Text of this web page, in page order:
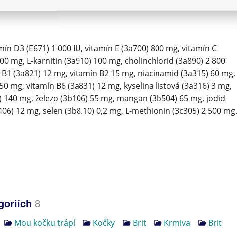
D3 (E671) 1 000 IU, vitamín E (3a700) 800 mg, vitamín C
mg, L-karnitin (3a910) 100 mg, cholinchlorid (3a890) 2 800
(3a821) 12 mg, vitamín B2 15 mg, niacinamid (3a315) 60 mg,
mg, vitamín B6 (3a831) 12 mg, kyselina listová (3a316) 3 mg,
mg, železo (3b106) 55 mg, mangan (3b504) 65 mg, jodid
12 mg, selen (3b8.10) 0,2 mg, L-methionin (3c305) 2 500 mg.
8
Mou kočku trápí Kočky Brit Krmiva Brit